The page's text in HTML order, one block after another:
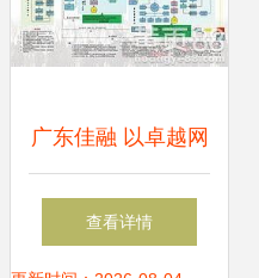
广东佳融 以卓越网
络与信息安全技
查看详情